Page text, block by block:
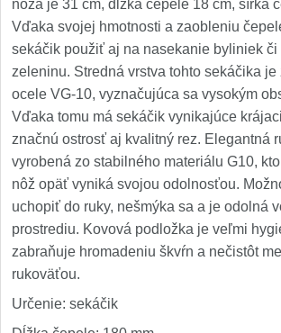
noža je 31 cm, dĺžka čepele 18 cm, šírka
Vďaka svojej hmotnosti a zaobleniu
sekáčik použiť aj na nasekanie byliniek či
zeleninu. Stredná vrstva tohto sekáčika je
ocele VG-10, vyznačujúca sa vysokým
Vďaka tomu má sekáčik vynikajúce
značnú ostrosť aj kvalitný rez. Elegantná
vyrobená zo stabilného materiálu G10,
nôž opäť vyniká svojou odolnosťou.
uchopiť do ruky, nešmýka sa a je odolná
prostrediu. Kovová podložka je veľmi
zabraňuje hromadeniu škvŕn a nečistôt
rukoväťou.
Určenie: sekáčik